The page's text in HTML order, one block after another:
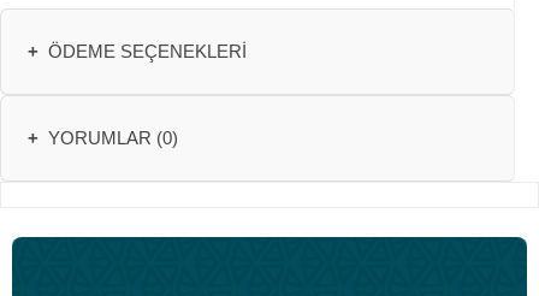
+ ÖDEME SEÇENEKLERI
+ YORUMLAR (0)